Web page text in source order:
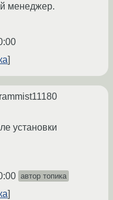
менеджер.
установки
автор топика